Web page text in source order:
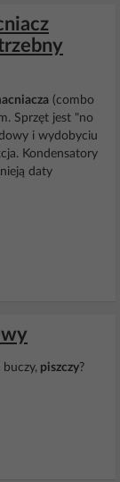
(combo
Sprzęt jest "no
i wydobyciu
Kondensatory
daty
piszczy?